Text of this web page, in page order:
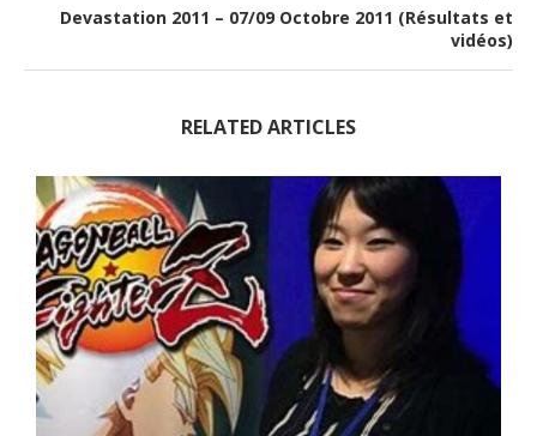
Devastation 2011 – 07/09 Octobre 2011 (Résultats et
vidéos)
RELATED ARTICLES